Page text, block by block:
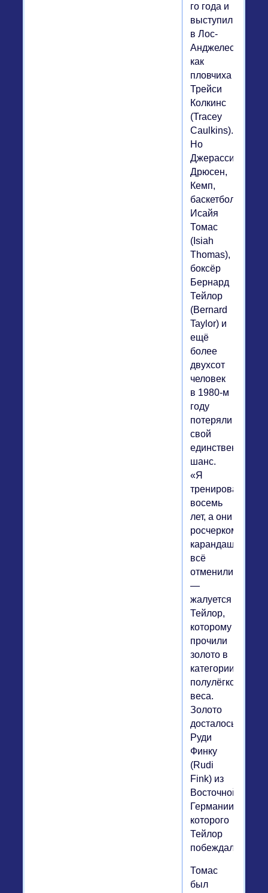
го года и
выступили
в Лос-
Анджелесе,
как
пловчиха
Трейси
Колкинс
(Tracey
Caulkins).
Но
Джерасси,
Дрюсен,
Кемп,
баскетболист
Исайя
Томас
(Isiah
Thomas),
боксёр
Бернард
Тейлор
(Bernard
Taylor) и
ещё
более
двухсот
человек
в 1980-м
году
потеряли
свой
единственный
шанс.
«Я
тренировался
восемь
лет, а они
росчерком
карандаша
всё
отменили»,
—
жалуется
Тейлор,
которому
прочили
золото в
категории
полулёгкого
веса.
Золото
досталось
Руди
Финку
(Rudi
Fink) из
Восточной
Германии,
которого
Тейлор
побеждал.
Томас
был